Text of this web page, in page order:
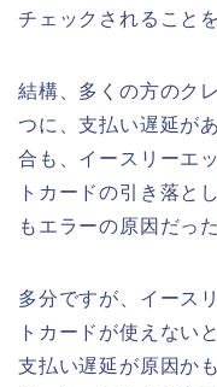
チェックされること
結構、多くの方のク
つに、支払い遅延が
合も、イースリーエ
トカードの引き落と
もエラーの原因だっ
多分ですが、イース
トカードが使えない
支払い遅延が原因か